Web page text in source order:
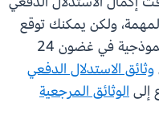
ولكن يمكنك توقع
الإطار الزمني لإكمال المهمة النموذجية في غضون 24
وثائق الاستدلال الدفعي
إلىالوثائق المرجعية